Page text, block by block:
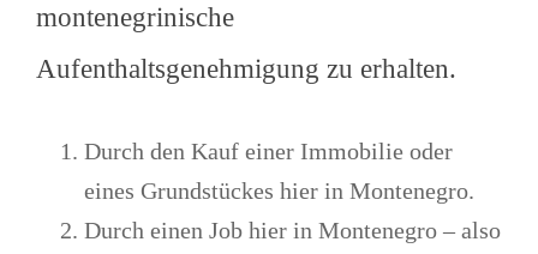
montenegrinische
Aufenthaltsgenehmigung zu erhalten.
Durch den Kauf einer Immobilie oder
eines Grundstückes hier in Montenegro.
Durch einen Job hier in Montenegro – also